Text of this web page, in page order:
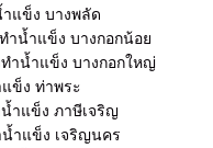
ำแข็ง บางพลัด
ำน้ำแข็ง บางกอกน้อย
ำน้ำแข็ง บางกอกใหญ่
ข็ง ท่าพระ
ำแข็ง ภาษีเจริญ
น้ำแข็ง เจริญนคร